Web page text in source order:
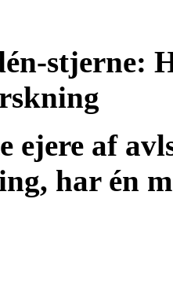
stjerne:
ejere af
har én